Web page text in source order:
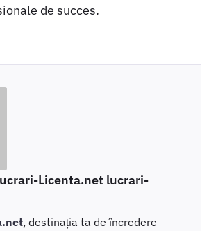
de succes.
Licenta.net lucrari-
, destinația ta de încredere